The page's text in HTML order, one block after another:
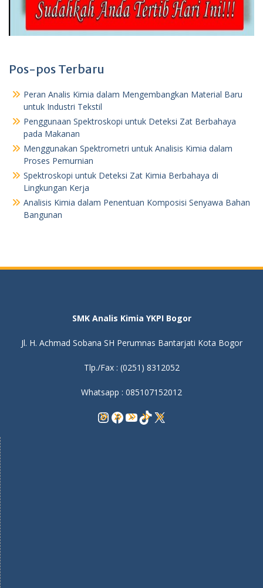
Pos-pos Terbaru
Peran Analis Kimia dalam Mengembangkan Material Baru
untuk Industri Tekstil
Penggunaan Spektroskopi untuk Deteksi Zat Berbahaya
pada Makanan
Menggunakan Spektrometri untuk Analisis Kimia dalam
Proses Pemurnian
Spektroskopi untuk Deteksi Zat Kimia Berbahaya di
Lingkungan Kerja
Analisis Kimia dalam Penentuan Komposisi Senyawa Bahan
Bangunan
SMK Analis Kimia YKPI Bogor
Jl. H. Achmad Sobana SH Perumnas Bantarjati Kota Bogor
Tlp./Fax : (0251) 8312052
Whatsapp : 085107152012
Instagram
Facebook
YouTube
TikTok
X